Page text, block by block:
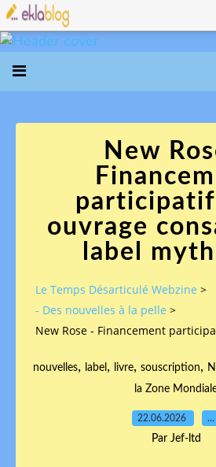
New
ouvrage
label
Le Temps Désarticulé Webzine >
- Des nouvelles à la pelle >
New Rose - Financement
nouvelles, label, livre, souscription,
la Zone
22.06.2026 …
Par Jef-ltd